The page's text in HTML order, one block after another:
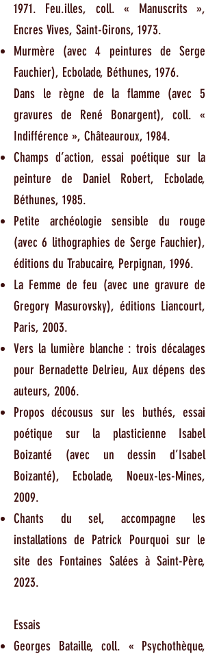
1971. Feu.illes, coll. « Manuscrits »,
Encres Vives, Saint-Girons, 1973.
Murmère (avec 4 peintures de Serge
Fauchier), Ecbolade, Béthunes, 1976.
Dans le règne de la flamme (avec 5
gravures de René Bonargent), coll. «
Indifférence », Châteauroux, 1984.
Champs d’action, essai poétique sur la
peinture de Daniel Robert, Ecbolade,
Béthunes, 1985.
Petite archéologie sensible du rouge
(avec 6 lithographies de Serge Fauchier),
éditions du Trabucaire, Perpignan, 1996.
La Femme de feu (avec une gravure de
Gregory Masurovsky), éditions Liancourt,
Paris, 2003.
Vers la lumière blanche : trois décalages
pour Bernadette Delrieu, Aux dépens des
auteurs, 2006.
Propos décousus sur les buthés, essai
poétique sur la plasticienne Isabel
Boizanté (avec un dessin d’Isabel
Boizanté), Ecbolade, Noeux-les-Mines,
2009.
Chants du sel, accompagne les
installations de Patrick Pourquoi sur le
site des Fontaines Salées à Saint-Père,
2023.
Essais
Georges Bataille, coll. « Psychothèque,